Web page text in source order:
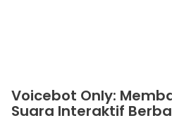
Voicebot Only:
Suara Interaktif